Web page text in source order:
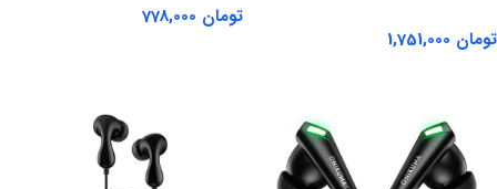
تومان
تومان